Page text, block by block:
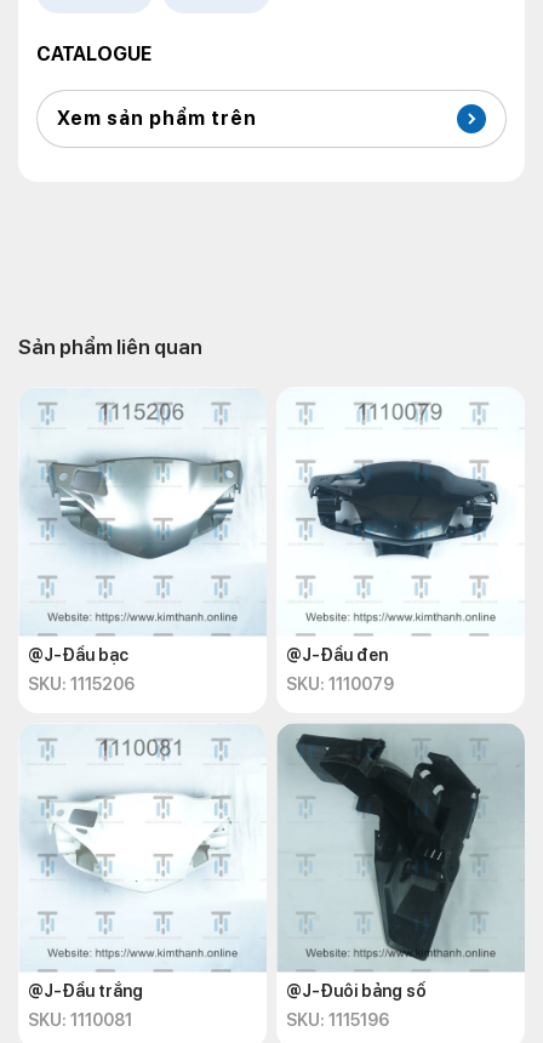
CATALOGUE
Xem sản phẩm trên
Sản phẩm liên quan
@J-Đầu bạc
SKU: 1115206
@J-Đầu đen
SKU: 1110079
@J-Đầu trắng
SKU: 1110081
@J-Đuôi bảng số
SKU: 1115196